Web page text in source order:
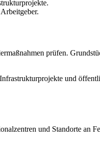
prüfen.
und
und Standorte an